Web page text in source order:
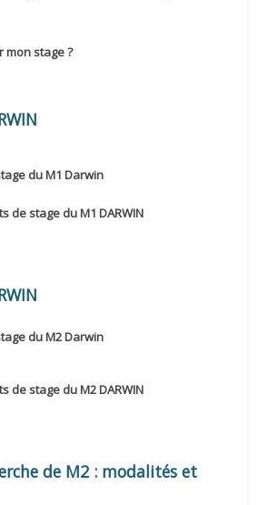
mon stage ?
des populations
Génétique théorique
Phylogénie
du M1 Darwin
de stage du M1 DARWIN
du M2 Darwin
de stage du M2 DARWIN
de M2 : modalités et